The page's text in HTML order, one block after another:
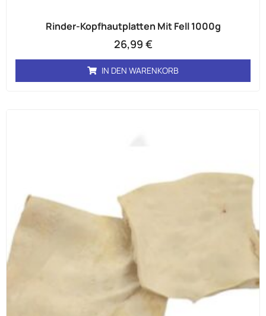
Rinder-Kopfhautplatten Mit Fell 1000g
26,99 €
IN DEN WARENKORB